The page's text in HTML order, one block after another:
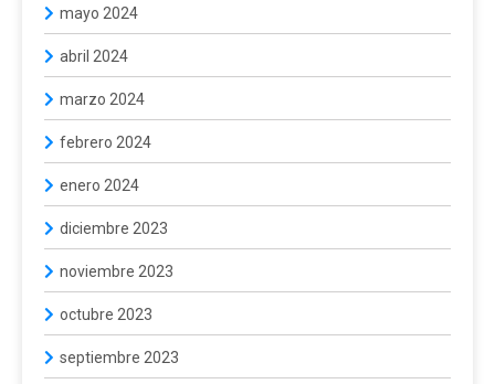
mayo 2024
abril 2024
marzo 2024
febrero 2024
enero 2024
diciembre 2023
noviembre 2023
octubre 2023
septiembre 2023